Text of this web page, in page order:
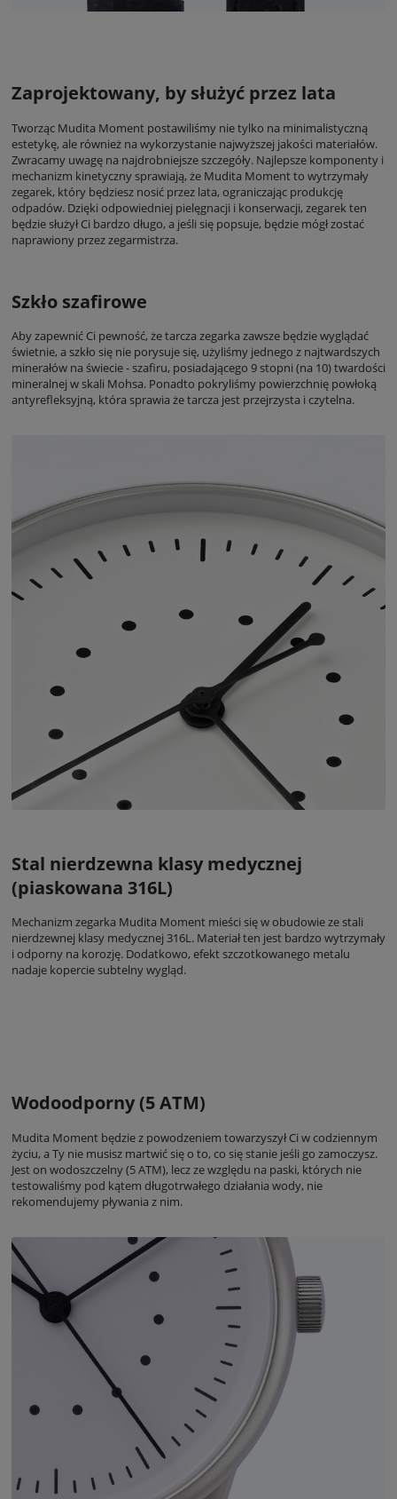
Zaprojektowany, by służyć przez lata
Tworząc Mudita Moment postawiliśmy nie tylko na minimalistyczną
estetykę, ale również na wykorzystanie najwyższej jakości materiałów.
Zwracamy uwagę na najdrobniejsze szczegóły. Najlepsze komponenty i
mechanizm kinetyczny sprawiają, że Mudita Moment to wytrzymały
zegarek, który będziesz nosić przez lata, ograniczając produkcję
odpadów. Dzięki odpowiedniej pielęgnacji i konserwacji, zegarek ten
będzie służył Ci bardzo długo, a jeśli się popsuje, będzie mógł zostać
naprawiony przez zegarmistrza.
Szkło szafirowe
Aby zapewnić Ci pewność, że tarcza zegarka zawsze będzie wyglądać
świetnie, a szkło się nie porysuje się, użyliśmy jednego z najtwardszych
minerałów na świecie - szafiru, posiadającego 9 stopni (na 10) twardości
mineralnej w skali Mohsa. Ponadto pokryliśmy powierzchnię powłoką
antyrefleksyjną, która sprawia że tarcza jest przejrzysta i czytelna.
Stal nierdzewna klasy medycznej
(piaskowana 316L)
Mechanizm zegarka Mudita Moment mieści się w obudowie ze stali
nierdzewnej klasy medycznej 316L. Materiał ten jest bardzo wytrzymały
i odporny na korozję. Dodatkowo, efekt szczotkowanego metalu
nadaje kopercie subtelny wygląd.
Wodoodporny (5 ATM)
Mudita Moment będzie z powodzeniem towarzyszył Ci w codziennym
życiu, a Ty nie musisz martwić się o to, co się stanie jeśli go zamoczysz.
Jest on wodoszczelny (5 ATM), lecz ze względu na paski, których nie
testowaliśmy pod kątem długotrwałego działania wody, nie
rekomendujemy pływania z nim.